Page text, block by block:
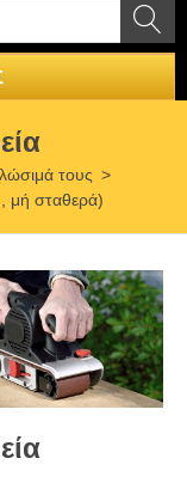
τους >
, μή σταθερά)